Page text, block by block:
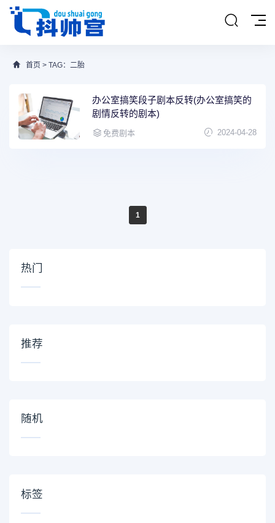
首页 > TAG：二胎
办公室搞笑段子剧本反转(办公室搞笑的
剧情反转的剧本)
免费剧本 2024-04-28
1
热门
推荐
随机
标签